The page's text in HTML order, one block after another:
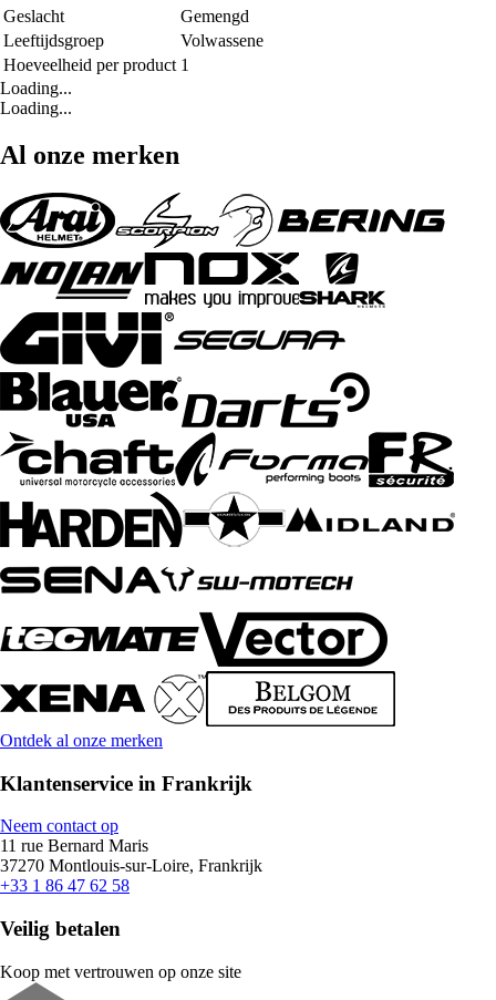
Geslacht
Gemengd
Leeftijdsgroep
Volwassene
Hoeveelheid per product 1
Loading...
Loading...
Al onze merken
Ontdek al onze merken
Klantenservice in Frankrijk
Neem contact op
11 rue Bernard Maris
37270 Montlouis-sur-Loire, Frankrijk
+33 1 86 47 62 58
Veilig betalen
Koop met vertrouwen op onze site